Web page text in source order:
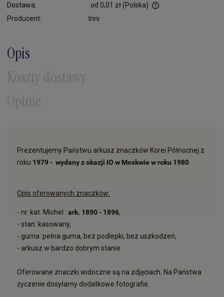
Dostawa:
od 0,01 zł(Polska)
Producent: Inni
Opis
Koszty dostawy
Opinie
Prezentujemy Państwu arkusz znaczków Korei Północnej z
roku 1979 - wydany z okazji IO w Moskwie w roku 1980
Opis oferowanych znaczków:
- nr. kat. Michel : ark. 1890 - 1896,
- stan: kasowany,
- guma: pełna guma, bez podlepki, bez uszkodzeń,
- arkusz w bardzo dobrym stanie.
Oferowane znaczki widoczne są na zdjęciach. Na Państwa
życzenie dosyłamy dodatkowe fotografie.